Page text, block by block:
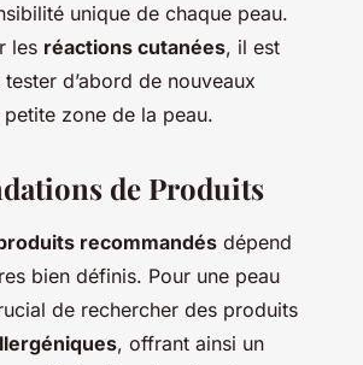
unique de chaque peau.
les réactions cutanées, il est
d’abord de nouveaux
zone de la peau.
de Produits
recommandés dépend
bien définis. Pour une peau
de rechercher des produits
, offrant ainsi un